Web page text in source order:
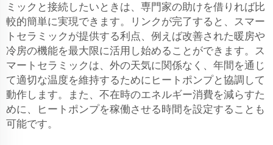
ミックと接続したいときは、専門家の助けを借りれば比
較的簡単に実現できます。リンクが完了すると、スマー
トセラミックが提供する利点、例えば改善された暖房や
冷房の機能を最大限に活用し始めることができます。ス
マートセラミックは、外の天気に関係なく、年間を通じ
て適切な温度を維持するためにヒートポンプと協調して
動作します。また、不在時のエネルギー消費を減らすた
めに、ヒートポンプを稼働させる時間を設定することも
可能です。